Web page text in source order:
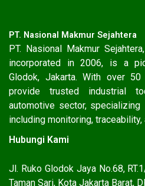
PT. Nasional Makmur Sejahtera
PT. Nasional Makmur
incorporated in 2006, is a
Glodok, Jakarta. With over
provide trusted industrial
automotive sector,
including monitoring,
Hubungi Kami
Jl. Ruko Glodok Jaya No.68,
Taman Sari, Kota Jakarta Barat,